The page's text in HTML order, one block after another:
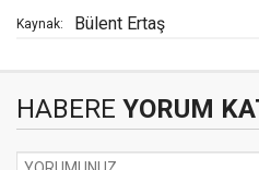
Kaynak: Bülent Ertaş
HABERE YORUM